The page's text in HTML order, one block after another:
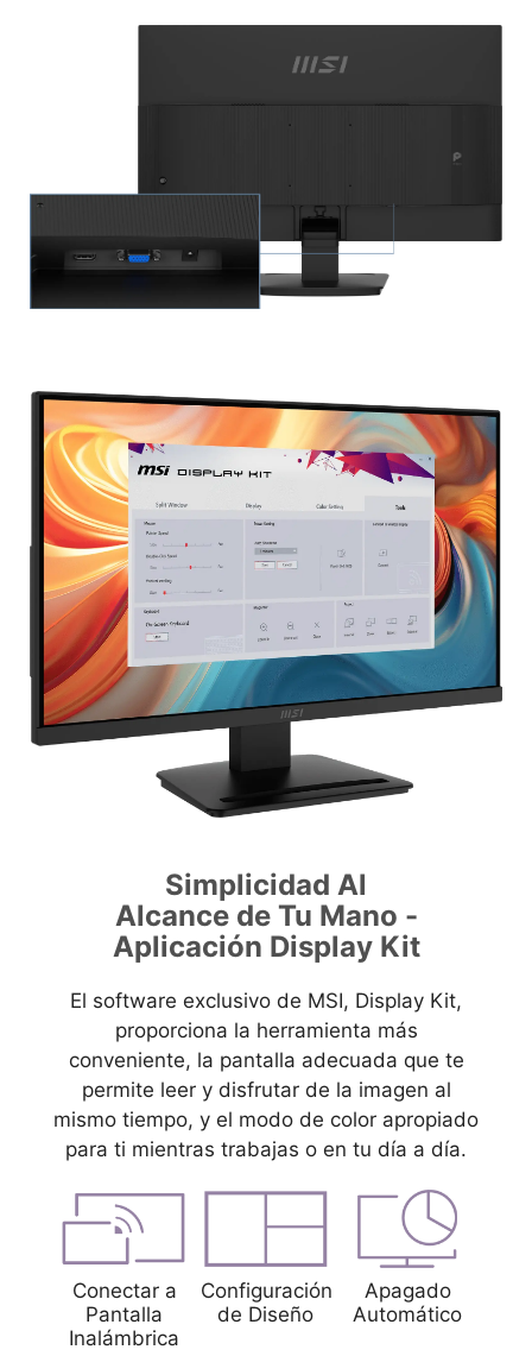
Simplicidad Al
Alcance de Tu Mano -
Aplicación Display Kit
El software exclusivo de MSI, Display Kit,
proporciona la herramienta más
conveniente, la pantalla adecuada que te
permite leer y disfrutar de la imagen al
mismo tiempo, y el modo de color apropiado
para ti mientras trabajas o en tu día a día.
Conectar a
Pantalla
Inalámbrica
Configuración
de Diseño
Apagado
Automático